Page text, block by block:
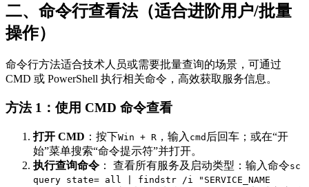
二、命令行查看法（适合进阶用户/批量
操作）
命令行方法适合技术人员或需要批量查询的场景，可通过
CMD 或 PowerShell 执行相关命令，高效获取服务信息。
方法 1：使用 CMD 命令查看
打开 CMD ：按下Win + R ，输入 cmd 后回车；或在“开
始”菜单搜索“命令提示符”并打开。
执行查询命令 ： 查看所有服务及启动类型：输入命令sc
query state= all | findstr /i "SERVICE_NAME